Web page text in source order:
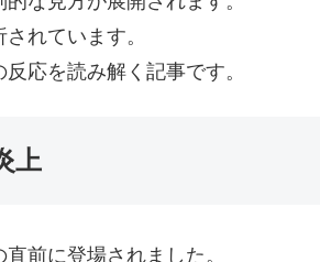
れています。
応を読み解く記事です。
上
前に登場されました。